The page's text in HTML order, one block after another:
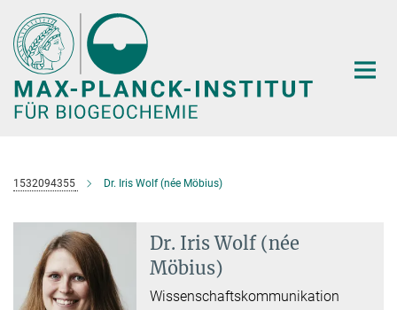
Hauptinhalt
1532094355 Dr. Iris Wolf (née Möbius)
Dr. Iris Wolf (née
Möbius)
Wissenschaftskommunikation